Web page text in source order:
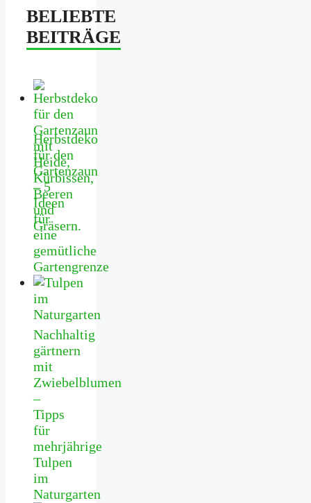
BELIEBTE
BEITRÄGE
Herbstdeko
für den
Gartenzaun
– 5
Ideen
für
eine
gemütliche
Gartengrenze
Nachhaltig
gärtnern
mit
Zwiebelblumen
–
Tipps
für
mehrjährige
Tulpen
im
Naturgarten